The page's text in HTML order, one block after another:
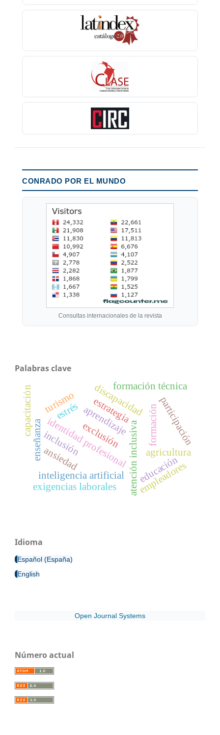
CONRADO POR EL MUNDO
Consultas internacionales de la revista
Palabras clave
formación
atención inclusiva
identidad profesional
enseñanza aprendizaje
inclusiónexclusión
discapacidad
capacitación
inteligencia artificial
estrés
ansiedad
exigencias laborales
agricultura
formación técnica
turismo
educación
participación
empleadores
estrategia
Idioma
Español (España)
English
Open Journal Systems
Número actual